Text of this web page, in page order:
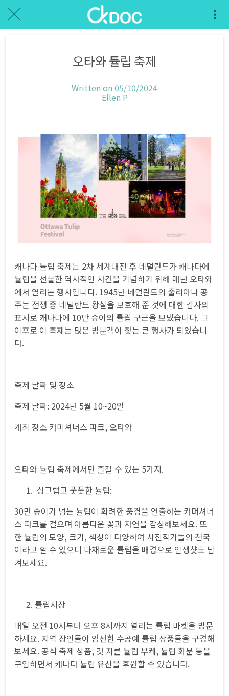
오타와 튤립 축제
Written on 05/10/2024
Ellen P
캐나다 튤립 축제는 2차 세계대전 후 네덜란드가 캐나다에
튤립을 선물한 역사적인 사건을 기념하기 위해 매년 오타와
에서 열리는 행사입니다. 1945년 네덜란드의 줄리아나 공
주는 전쟁 중 네덜란드 왕실을 보호해 준 것에 대한 감사의
표시로 캐나다에 10만 송이의 튤립 구근을 보냈습니다. 그
이후로 이 축제는 많은 방문객이 찾는 큰 행사가 되었습니
다.
축제 날짜 및 장소
축제 날짜: 2024년 5월 10~20일
개최 장소 커미셔너스 파크, 오타와
오타와 튤립 축제에서만 즐길 수 있는 5가지.
싱그럽고 풋풋한 튤립:
30만 송이가 넘는 튤립이 화려한 풍경을 연출하는 커머셔너
스 파크를 걸으며 아름다운 꽃과 자연을 감상해보세요. 또
한 튤립의 모양, 크기, 색상이 다양하여 사진작가들의 천국
이라고 할 수 있으니 다채로운 튤립을 배경으로 인생샷도 남
겨보세요.
튤립시장
매일 오전 10시부터 오후 8시까지 열리는 튤립 마켓을 방문
하세요. 지역 장인들이 엄선한 수공예 튤립 상품들을 구경해
보세요. 공식 축제 상품, 갓 자른 튤립 부케, 튤립 화분 등을
구입하면서 캐나다 튤립 유산을 후원할 수 있습니다.